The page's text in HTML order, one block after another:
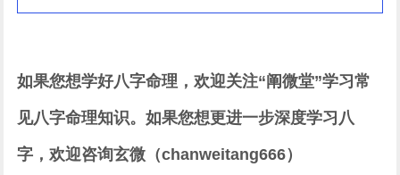
如果您想学好八字命理，欢迎关注“阐微堂”学习常
见八字命理知识。如果您想更进一步深度学习八
字，欢迎咨询玄微（chanweitang666）